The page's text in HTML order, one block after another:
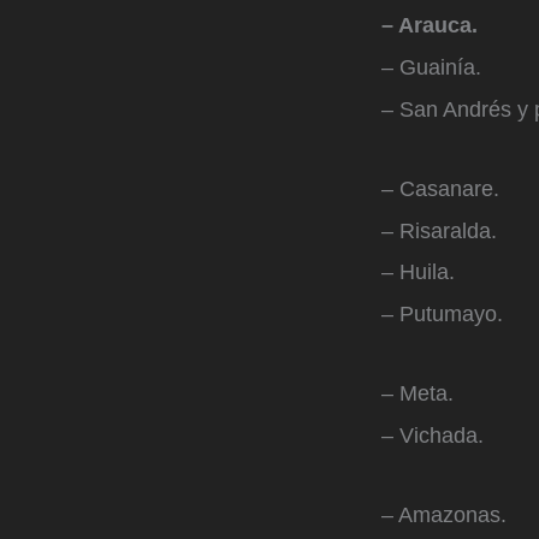
– Arauca.
– ​Guainía.
– San Andrés y
– Casanare.
– Risaralda.
– Huila.
– Putumayo.
– Meta.
– Vichada.
– Amazonas.